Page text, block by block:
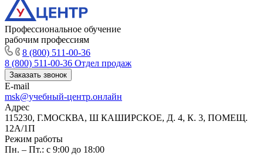
Профессиональное обучение
рабочим профессиям
8 (800) 511-00-36
8 (800) 511-00-36 Отдел продаж
Заказать звонок
E-mail
msk@учебный-центр.онлайн
Адрес
115230, Г.МОСКВА, Ш КАШИРСКОЕ, Д. 4, К. 3, ПОМЕЩ.
12А/1П
Режим работы
Пн. – Пт.: с 9:00 до 18:00